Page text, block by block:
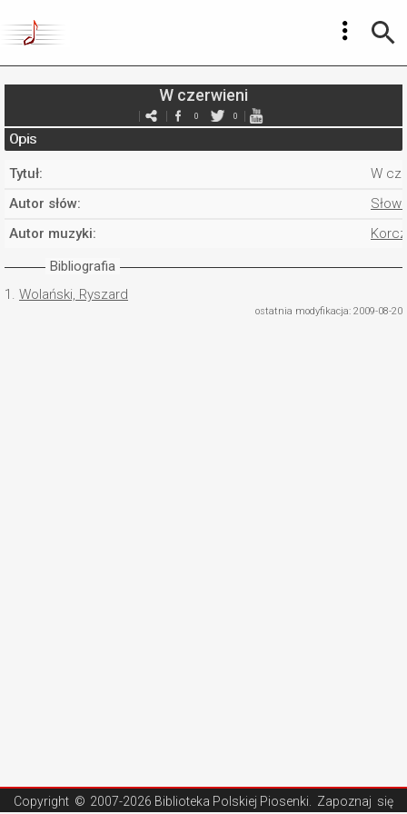
W czerwieni
0 0
Opis
Tytuł:
W
Autor słów:
Autor muzyki:
Bibliografia
1. Wolański, Ryszard
ostatnia modyfikacja: 2009-08-20
Copyright © 2007-2026 Biblioteka Polskiej Piosenki . Zapoznaj się